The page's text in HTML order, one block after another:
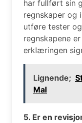
har fullført sin
regnskaper og
utføre tester
regnskapene
erklæringen
Lignende;
Mal
5. Er en